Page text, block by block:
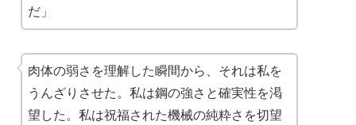
だ」
肉体の弱さを理解した瞬間から、それは私を
うんざりさせた。私は鋼の強さと確実性を渇
望した。私は祝福された機械の純粋さを切望